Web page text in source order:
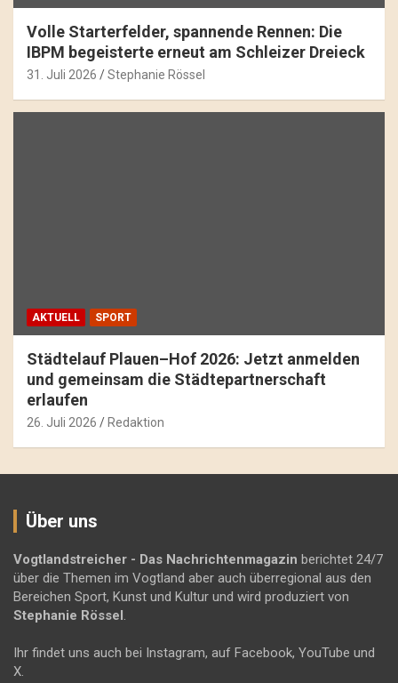
Volle Starterfelder, spannende Rennen: Die
IBPM begeisterte erneut am Schleizer Dreieck
31. Juli 2026 Stephanie Rössel
AKTUELL SPORT
Städtelauf Plauen–Hof 2026: Jetzt anmelden
und gemeinsam die Städtepartnerschaft
erlaufen
26. Juli 2026 Redaktion
Über uns
Vogtlandstreicher - Das Nachrichtenmagazin berichtet 24/7
über die Themen im Vogtland aber auch überregional aus den
Bereichen Sport, Kunst und Kultur und wird produziert von
Stephanie Rössel.
Ihr findet uns auch bei Instagram, auf Facebook, YouTube und
X.